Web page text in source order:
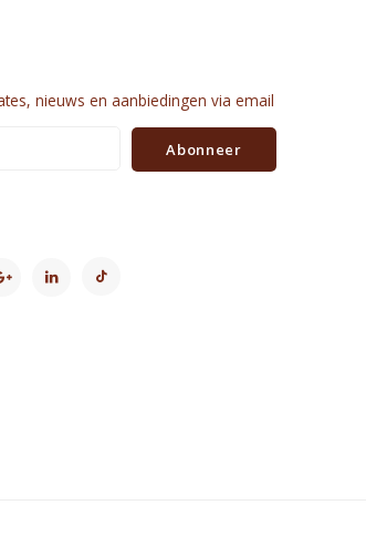
nieuws en aanbiedingen via email
Abonneer